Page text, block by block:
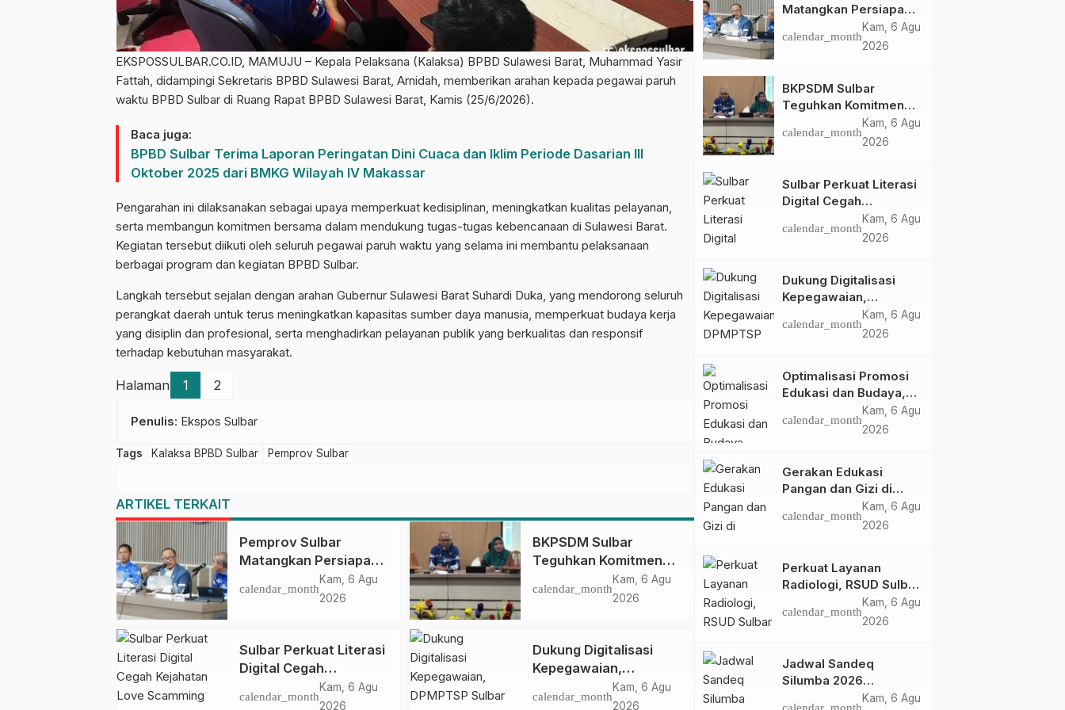
EKSPOSSULBAR.CO.ID, MAMUJU – Kepala Pelaksana (Kalaksa) BPBD Sulawesi Barat, Muhammad Yasir
Fattah, didampingi Sekretaris BPBD Sulawesi Barat, Arnidah, memberikan arahan kepada pegawai paruh
waktu BPBD Sulbar di Ruang Rapat BPBD Sulawesi Barat, Kamis (25/6/2026).
Baca juga:
BPBD Sulbar Terima Laporan Peringatan Dini Cuaca dan Iklim Periode Dasarian III
Oktober 2025 dari BMKG Wilayah IV Makassar
Pengarahan ini dilaksanakan sebagai upaya memperkuat kedisiplinan, meningkatkan kualitas pelayanan,
serta membangun komitmen bersama dalam mendukung tugas-tugas kebencanaan di Sulawesi Barat.
Kegiatan tersebut diikuti oleh seluruh pegawai paruh waktu yang selama ini membantu pelaksanaan
berbagai program dan kegiatan BPBD Sulbar.
Langkah tersebut sejalan dengan arahan Gubernur Sulawesi Barat Suhardi Duka, yang mendorong seluruh
perangkat daerah untuk terus meningkatkan kapasitas sumber daya manusia, memperkuat budaya kerja
yang disiplin dan profesional, serta menghadirkan pelayanan publik yang berkualitas dan responsif
terhadap kebutuhan masyarakat.
Halaman 1 2
Penulis: Ekspos Sulbar
Tags Kalaksa BPBD Sulbar Pemprov Sulbar
ARTIKEL TERKAIT
Pemprov Sulbar
Matangkan Persiapan
HUT Ke-81 RI, Puncak
Upacara di Lapangan
calendar_month
Kam, 6 Agu
2026
BKPSDM Sulbar
Teguhkan Komitmen
Pengembangan
Kompetensi ASN
Perjanjian Tugas
Belajar 2026
calendar_month
Kam, 6 Agu
2026
Sulbar Perkuat Literasi
Digital Cegah
Kejahatan Love
Scamming
calendar_month
Kam, 6 Agu
2026
Dukung Digitalisasi
Kepegawaian,
DPMPTSP Sulbar Siap
Terapkan Aplikasi
calendar_month
Kam, 6 Agu
2026
Matangkan Persiapan
HUT Ke-81 RI, Puncak
Upacara di Lapangan
calendar_month
Kam, 6 Agu
2026
BKPSDM Sulbar
Teguhkan Komitmen
Pengembangan
Kompetensi ASN
Perjanjian Tugas
Belajar 2026
calendar_month
Kam, 6 Agu
2026
Sulbar Perkuat Literasi
Digital Cegah
Kejahatan Love
Scamming
calendar_month
Kam, 6 Agu
2026
Dukung Digitalisasi
Kepegawaian,
DPMPTSP Sulbar Siap
Terapkan Aplikasi
calendar_month
Kam, 6 Agu
2026
Optimalisasi Promosi
Edukasi dan Budaya,
Anjungan Provinsi
Sulawesi Barat Perkuat
TMII
calendar_month
Kam, 6 Agu
2026
Gerakan Edukasi
Pangan dan Gizi di
Mamasa: Tingkatkan
Pengetahuan dan
calendar_month
Kam, 6 Agu
2026
Perkuat Layanan
Radiologi, RSUD Sulbar
Sambut Kembali dr. Iis
Imelda, Sp.Rad
calendar_month
Kam, 6 Agu
2026
Jadwal Sandeq
Silumba 2026
Kam, 6 Agu